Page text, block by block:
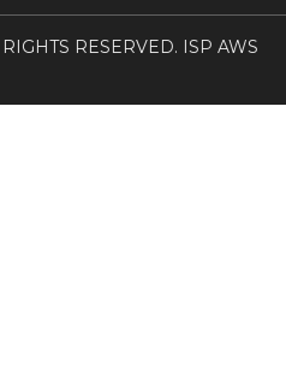
RESERVED. ISP AWS